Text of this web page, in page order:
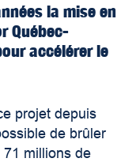
la mise en
Québec-
accélérer le
projet depuis
de brûler
millions de